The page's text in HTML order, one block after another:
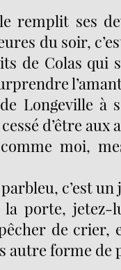
remplit ses
du soir,
de Colas qui
Longeville à
d’être aux
moi,
c’est un
porte, jetez-
de crier,
autre forme de